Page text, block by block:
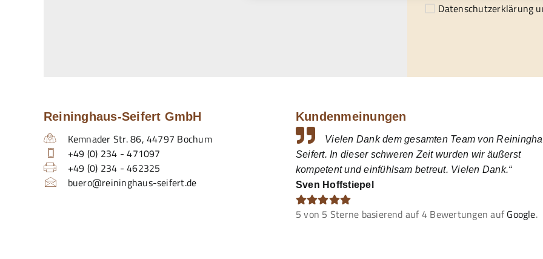
Datenschutzerklärung
Reininghaus-Seifert GmbH
Kemnader Str. 86,44797 Bochum
+49 (0) 234 - 471097
+49 (0) 234 - 462325
buero@reininghaus-seifert.de
Kundenmeinungen
Vielen Dank dem gesamten Team von
Seifert. In dieser schweren Zeit wurden wir äußerst
kompetent und einfühlsam betreut. Vielen Dank.“
Sven Hoffstiepel
5 von 5 Sterne basierend auf 4 Bewertungen auf Google.